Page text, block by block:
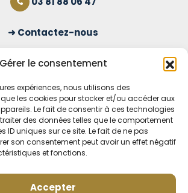
Gérer le consentement
expériences, nous utilisons des
les cookies pour stocker et/ou accéder aux
Le fait de consentir à ces technologies
des données telles que le comportement
ID uniques sur ce site. Le fait de ne pas
son consentement peut avoir un effet négatif
et fonctions.
Accepter
Contactez-nous
TOUS LES JOURS
Voir nos horaires
MENTIONS LÉGALES